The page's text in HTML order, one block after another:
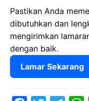
Pastikan Anda
dibutuhkan dan
mengirimkan
dengan baik.
Lamar Sekarang